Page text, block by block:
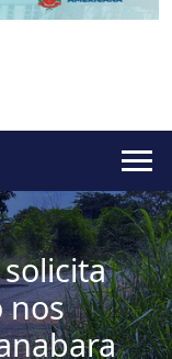
nos